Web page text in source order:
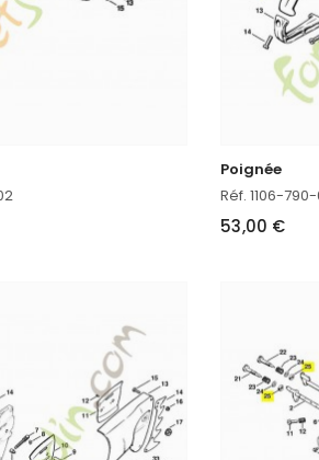
Poignée
Réf. 1106-
53,00 €